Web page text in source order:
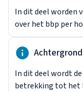
In dit deel worden
over het bbp per
mannen, vrouwen
Achtergrond
In dit deel wordt
betrekking tot het